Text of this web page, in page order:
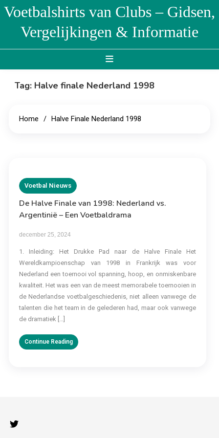
Skip
content
Voetbalshirts van Clubs – Gidsen,
Vergelijkingen & Informatie
Tag: Halve finale Nederland 1998
Home Halve Finale Nederland 1998
Voetbal Nieuws
De Halve Finale van 1998: Nederland vs.
Argentinië – Een Voetbaldrama
december 25, 2024
1. Inleiding: Het Drukke Pad naar de Halve Finale Het
Wereldkampioenschap van 1998 in Frankrijk was voor
Nederland een toernooi vol spanning, hoop, en onmiskenbare
kwaliteit. Het was een van de meest memorabele toernooien in
de Nederlandse voetbalgeschiedenis, niet alleen vanwege de
talenten die het team in de gelederen had, maar ook vanwege
de dramatiek […]
Continue Reading